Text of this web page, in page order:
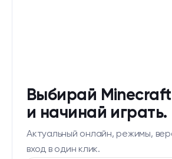
Выбирай
и начинай играть.
Актуальный онлайн, режимы,
вход в один клик.